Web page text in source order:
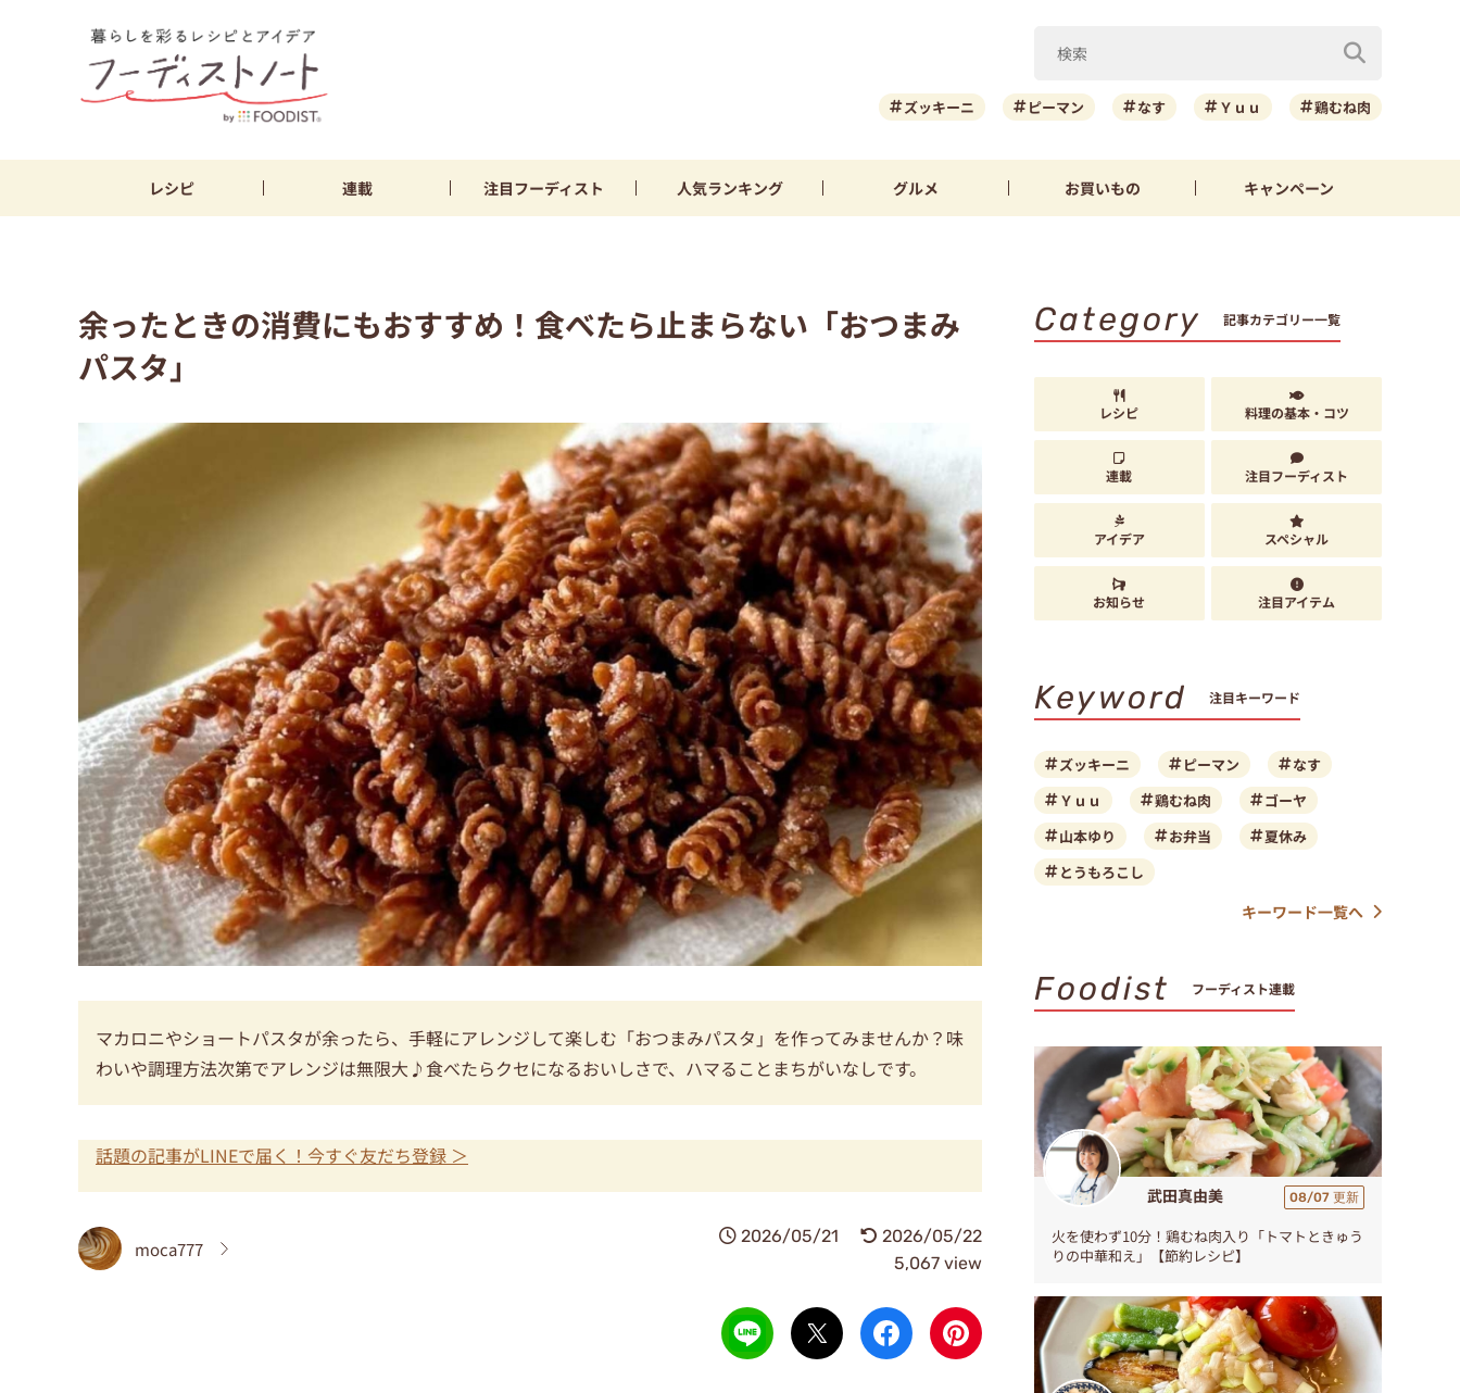
ズッキーニ ピーマン なす Ｙｕｕ 鶏むね肉
レシピ 連載 注目フーディスト 人気ランキング グルメ お買いもの キャンペーン
余ったときの消費にもおすすめ！食べたら止まらない「おつまみ
パスタ」
マカロニやショートパスタが余ったら、手軽にアレンジして楽しむ「おつまみパスタ」を作ってみませんか？味
わいや調理方法次第でアレンジは無限大♪食べたらクセになるおいしさで、ハマることまちがいなしです。
話題の記事がLINEで届く！今すぐ友だち登録 ＞
moca777
2026/05/21
2026/05/22
5,067 view
Category 記事カテゴリー一覧
レシピ 料理の基本・コツ
連載 注目フーディスト
アイデア スペシャル
お知らせ 注目アイテム
Keyword 注目キーワード
ズッキーニ ピーマン
なす
Ｙｕｕ
鶏むね肉
ゴーヤ
山本ゆり
お弁当
夏休み
とうもろこし
キーワード一覧へ
Foodist フーディスト連載
武田真由美 08/07 更新
火を使わず10分！鶏むね肉入り「トマトときゅう
りの中華和え」【節約レシピ】